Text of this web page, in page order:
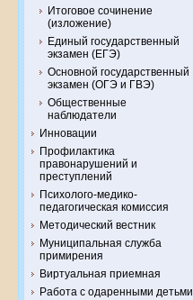
Итоговое сочинение
(изложение)
Единый государственный
экзамен (ЕГЭ)
Основной государственный
экзамен (ОГЭ и ГВЭ)
Общественные
наблюдатели
Инновации
Профилактика
правонарушений и
преступлений
Психолого-медико-
педагогическая комиссия
Методический вестник
Муниципальная служба
примирения
Виртуальная приемная
Работа с одаренными детьми